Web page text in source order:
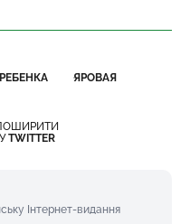
ЯРОВАЯ
УTWITTER
Інтернет-видання